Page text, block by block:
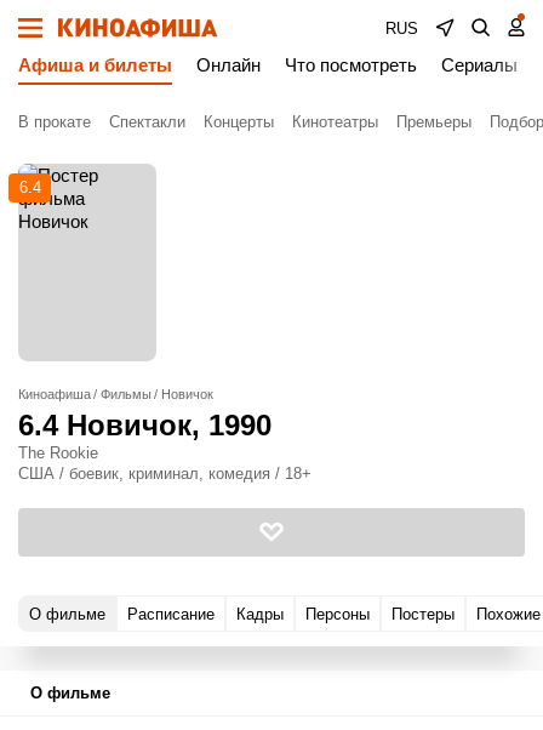
RUS
Афиша и билеты Онлайн Что посмотреть Сериалы
В прокате Спектакли Концерты Кинотеатры Премьеры
6.4
Киноафиша Фильмы Новичок
6.4 Новичок, 1990
The Rookie
США / боевик, криминал, комедия / 18+
О фильме Расписание Кадры Персоны Постеры Похожие
О фильме